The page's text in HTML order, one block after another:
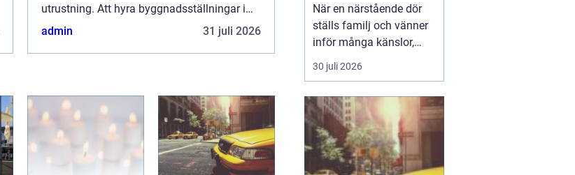
utrustning. Att hyra byggnadsställningar i
Göteborg är ett val många företag oc...
admin 31 juli 2026
När en närstående dör
ställs familj och vänner
inför många känslor,
men också praktiska
beslut.
ceremoni i någon av
Håbo församlings kyrkor
eller ka...
30 juli 2026